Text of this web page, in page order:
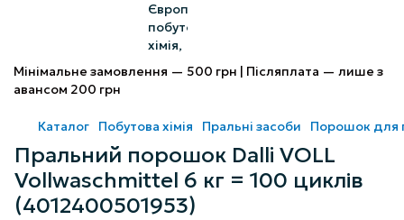
Мінімальне замовлення — 500 грн | Післяплата — лише з
авансом 200 грн
Каталог Побутова хімія Пральні засоби Порошок для
Пральний порошок Dalli VOLL
Vollwaschmittel 6 кг = 100 циклів
(4012400501953)